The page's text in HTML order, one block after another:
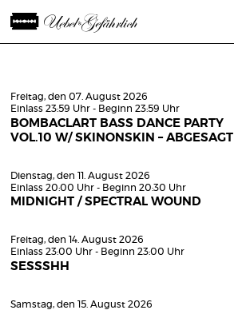
Freitag, den 07. August 2026
Einlass 23:59 Uhr - Beginn 23:59 Uhr
BOMBACLART BASS DANCE PARTY
VOL.10 W/ SKINONSKIN – ABGESAGT
Dienstag, den 11. August 2026
Einlass 20:00 Uhr - Beginn 20:30 Uhr
MIDNIGHT / SPECTRAL WOUND
Freitag, den 14. August 2026
Einlass 23:00 Uhr - Beginn 23:00 Uhr
SESSSHH
Samstag, den 15. August 2026